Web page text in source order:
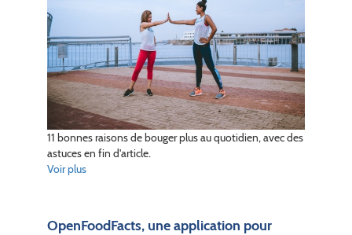
11 bonnes raisons de bouger plus au quotidien, avec des
astuces en fin d'article.
Voir plus
OpenFoodFacts, une application pour